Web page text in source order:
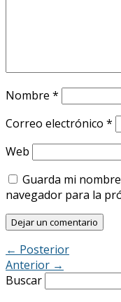
Nombre *
Correo electrónico *
Web
Guarda mi
navegador para la
← Posterior
Anterior →
Buscar